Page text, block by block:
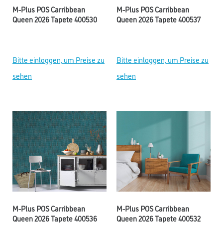
M-Plus POS Carribbean
Queen 2026 Tapete 400530
Bitte einloggen, um Preise zu
sehen
M-Plus POS Carribbean
Queen 2026 Tapete 400537
Bitte einloggen, um Preise zu
sehen
M-Plus POS Carribbean
Queen 2026 Tapete 400536
M-Plus POS Carribbean
Queen 2026 Tapete 400532